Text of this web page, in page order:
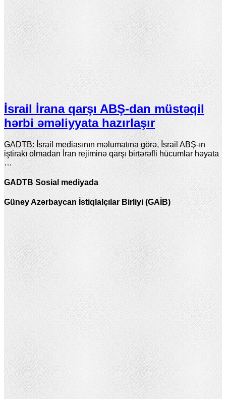
İsrail İrana qarşı ABŞ-dan müstəqil
hərbi əməliyyata hazırlaşır
GADTB: İsrail mediasının məlumatına görə, İsrail ABŞ-ın
iştirakı olmadan İran rejiminə qarşı birtərəfli hücumlar həyata
…
GADTB Sosial mediyada
Güney Azərbaycan İstiqlalçılar Birliyi (GAİB)